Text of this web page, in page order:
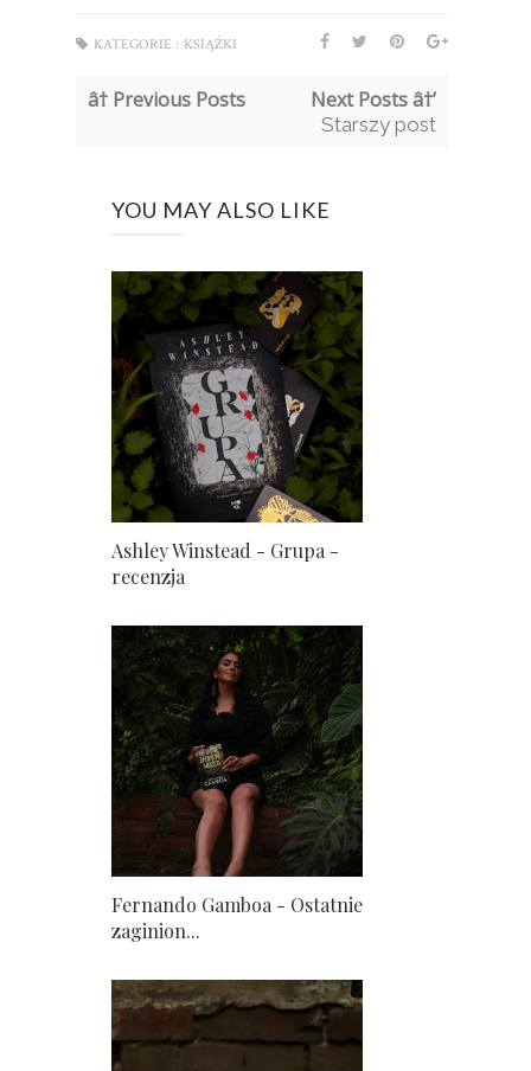
KATEGORIE : KSIĄŻKI
â† Previous Posts Next Posts â†’
Starszy post
YOU MAY ALSO LIKE
Ashley Winstead - Grupa -
recenzja
Fernando Gamboa - Ostatnie
zaginion...